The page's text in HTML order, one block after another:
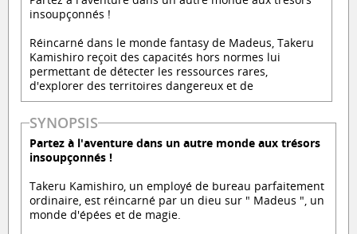
insoupçonnés !
Réincarné dans le monde fantasy de Madeus, Takeru
Kamishiro reçoit des capacités hors normes lui
permettant de détecter les ressources rares,
d'explorer des territoires dangereux et de
SYNOPSIS
Partez à l'aventure dans un autre monde aux trésors
insoupçonnés !
Takeru Kamishiro, un employé de bureau parfaitement
ordinaire, est réincarné par un dieu sur " Madeus ", un
monde d'épées et de magie.